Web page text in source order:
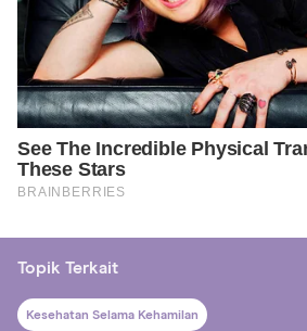
Topik Terkait
Kesehatan Selama Kehamilan